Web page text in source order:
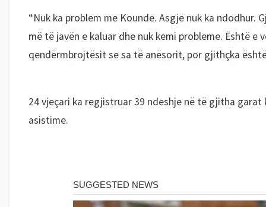
“Nuk ka problem me Kounde. Asgjë nuk ka ndodhur.
më të javën e kaluar dhe nuk kemi probleme. Është
qendërmbrojtësit se sa të anësorit, por gjithçka
24 vjeçari ka regjistruar 39 ndeshje në të gjitha
asistime.